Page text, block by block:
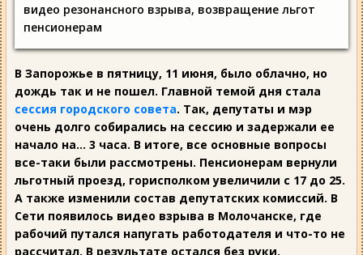
видео резонансного взрыва, возвращение льгот
пенсионерам
В Запорожье в пятницу, 11 июня, было облачно, но
дождь так и не пошел. Главной темой дня стала
сессия городского совета. Так, депутаты и мэр
очень долго собирались на сессию и задержали ее
начало на... 3 часа. В итоге, все основные вопросы
все-таки были рассмотрены. Пенсионерам вернули
льготный проезд, горисполком увеличили с 17 до 25.
А также изменили состав депутатских комиссий. В
Сети появилось видео взрыва в Молочанске, где
рабочий путался напугать работодателя и что-то не
рассчитал. В результате остался без руки.